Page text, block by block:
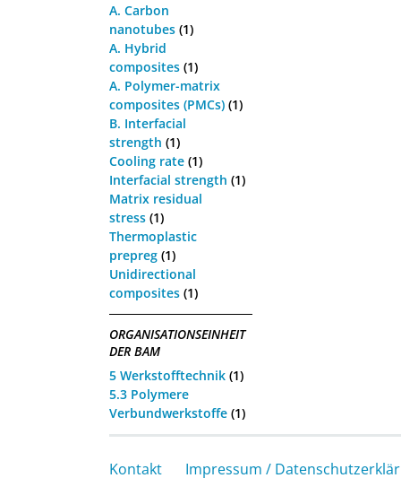
A. Carbon
nanotubes (1)
A. Hybrid
composites (1)
A. Polymer-matrix
composites (PMCs) (1)
B. Interfacial
strength (1)
Cooling rate (1)
Interfacial strength (1)
Matrix residual
stress (1)
Thermoplastic
prepreg (1)
Unidirectional
composites (1)
ORGANISATIONSEINHEIT
DER BAM
5 Werkstofftechnik (1)
5.3 Polymere
Verbundwerkstoffe (1)
Kontakt Impressum /